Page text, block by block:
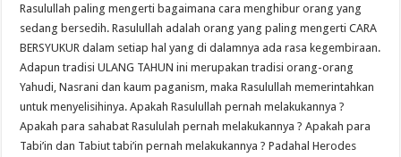
Rasulullah paling mengerti bagaimana cara menghibur orang yang
sedang bersedih. Rasulullah adalah orang yang paling mengerti CARA
BERSYUKUR dalam setiap hal yang di dalamnya ada rasa kegembiraan.
Adapun tradisi ULANG TAHUN ini merupakan tradisi orang-orang
Yahudi, Nasrani dan kaum paganism, maka Rasulullah memerintahkan
untuk menyelisihinya. Apakah Rasulullah pernah melakukannya ?
Apakah para sahabat Rasululah pernah melakukannya ? Apakah para
Tabi’in dan Tabiut tabi’in pernah melakukannya ? Padahal Herodes